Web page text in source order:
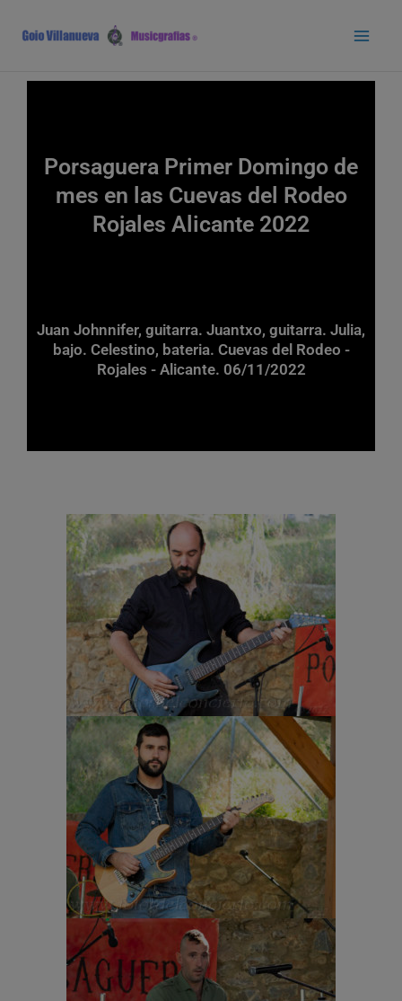
contenido
Porsaguera Primer Domingo de
mes en las Cuevas del Rodeo
Rojales Alicante 2022
Juan Johnnifer, guitarra. Juantxo, guitarra. Julia,
bajo. Celestino, bateria. Cuevas del Rodeo -
Rojales - Alicante. 06/11/2022